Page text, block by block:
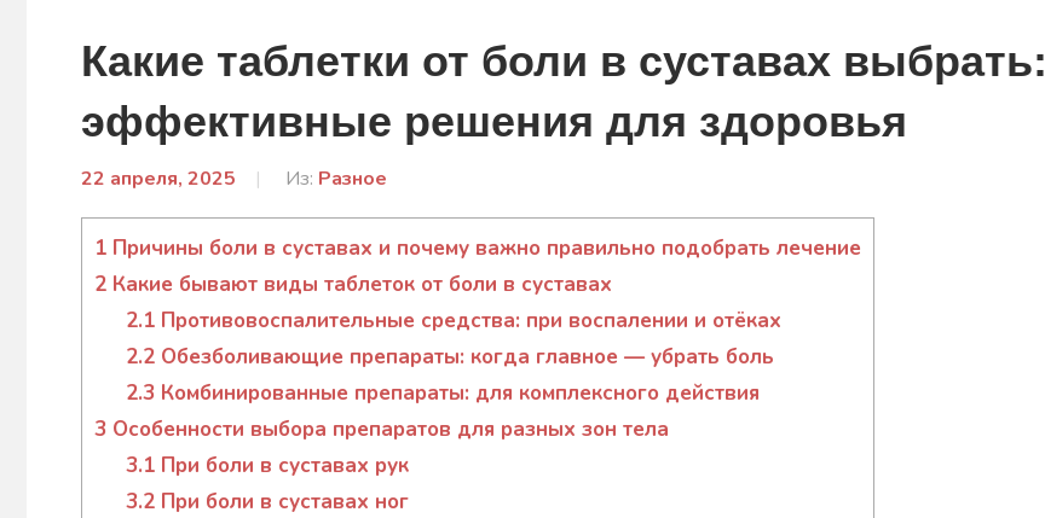
Какие таблетки от боли в суставах выбрать:
эффективные решения для здоровья
22 апреля, 2025
От:
Гапон
Юлія
Из: Разное
1 Причины боли в суставах и почему важно правильно подобрать лечение
2 Какие бывают виды таблеток от боли в суставах
2.1Противовоспалительные средства: при воспалении и отёках
2.2Обезболивающие препараты: когда главное — убрать боль
2.3 Комбинированные препараты: для комплексного действия
3 Особенности выбора препаратов для разных зон тела
3.1При боли в суставах рук
3.2При боли в суставах ног